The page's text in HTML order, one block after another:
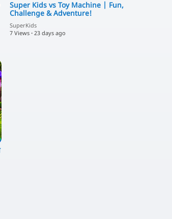
Super Kids vs Toy Machine | Fun,
Challenge & Adventure!
SuperKids
7 Views · 23 days ago